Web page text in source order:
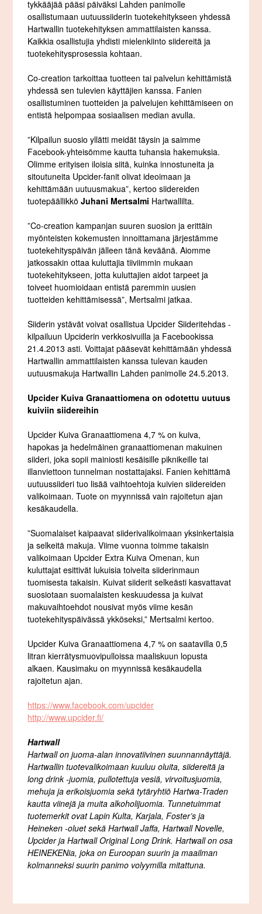
tykkääjää pääsi päiväksi Lahden panimolle
osallistumaan uutuussiiderin tuotekehitykseen yhdessä
Hartwallin tuotekehityksen ammattilaisten kanssa.
Kaikkia osallistujia yhdisti mielenkiinto siidereitä ja
tuotekehitysprosessia kohtaan.
Co-creation tarkoittaa tuotteen tai palvelun kehittämistä
yhdessä sen tulevien käyttäjien kanssa. Fanien
osallistuminen tuotteiden ja palvelujen kehittämiseen on
entistä helpompaa sosiaalisen median avulla.
”Kilpailun suosio yllätti meidät täysin ja saimme
Facebook-yhteisömme kautta tuhansia hakemuksia.
Olimme erityisen iloisia siitä, kuinka innostuneita ja
sitoutuneita Upcider-fanit olivat ideoimaan ja
kehittämään uutuusmakua”, kertoo siidereiden
tuotepäällikköJuhani Mertsalmi Hartwallilta.
”Co-creation kampanjan suuren suosion ja erittäin
myönteisten kokemusten innoittamana järjestämme
tuotekehityspäivän jälleen tänä keväänä. Aiomme
jatkossakin ottaa kuluttajia tiiviimmin mukaan
tuotekehitykseen, jotta kuluttajien aidot tarpeet ja
toiveet huomioidaan entistä paremmin uusien
tuotteiden kehittämisessä”, Mertsalmi jatkaa.
Siiderin ystävät voivat osallistua Upcider Siideritehdas -
kilpailuun Upciderin verkkosivuilla ja Facebookissa
21.4.2013 asti. Voittajat pääsevät kehittämään yhdessä
Hartwallin ammattilaisten kanssa tulevan kauden
uutuusmakuja Hartwallin Lahden panimolle 24.5.2013.
Upcider Kuiva Granaattiomena on odotettu uutuus
kuiviin siidereihin
Upcider Kuiva Granaattiomena 4,7 % on kuiva,
hapokas ja hedelmäinen granaattiomenan makuinen
siideri, joka sopii mainiosti kesäisille piknikeille tai
illanviettoon tunnelman nostattajaksi. Fanien kehittämä
uutuussiideri tuo lisää vaihtoehtoja kuivien siidereiden
valikoimaan. Tuote on myynnissä vain rajoitetun ajan
kesäkaudella.
”Suomalaiset kaipaavat siiderivalikoimaan yksinkertaisia
ja selkeitä makuja. Viime vuonna toimme takaisin
valikoimaan Upcider Extra Kuiva Omenan, kun
kuluttajat esittivät lukuisia toiveita siiderinmaun
tuomisesta takaisin. Kuivat siiderit selkeästi kasvattavat
suosiotaan suomalaisten keskuudessa ja kuivat
makuvaihtoehdot nousivat myös viime kesän
tuotekehityspäivässä ykköseksi,” Mertsalmi kertoo.
Upcider Kuiva Granaattiomena 4,7 % on saatavilla 0,5
litran kierrätysmuovipulloissa maaliskuun lopusta
alkaen. Kausimaku on myynnissä kesäkaudella
rajoitetun ajan.
https://www.facebook.com/upcider
http://www.upcider.fi/
Hartwall
Hartwall on juoma-alan innovatiivinen suunnannäyttäjä.
Hartwallin tuotevalikoimaan kuuluu oluita, siidereitä ja
long drink -juomia, pullotettuja vesiä, virvoitusjuomia,
mehuja ja erikoisjuomia sekä tytäryhtiö Hartwa-Traden
kautta viinejä ja muita alkoholijuomia. Tunnetuimmat
tuotemerkit ovat Lapin Kulta, Karjala, Foster’s ja
Heineken -oluet sekä Hartwall Jaffa, Hartwall Novelle,
Upcider ja Hartwall Original Long Drink. Hartwall on osa
HEINEKENia, joka on Euroopan suurin ja maailman
kolmanneksi suurin panimo volyymilla mitattuna.